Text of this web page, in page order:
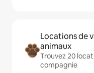
Locations de
animaux
Trouvez 20
compagnie